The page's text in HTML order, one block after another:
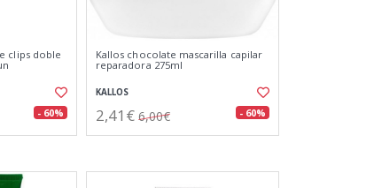
clips doble
- 60%
Kallos chocolate mascarilla capilar
reparadora 275ml
KALLOS
2,41€ 6,00€ - 60%